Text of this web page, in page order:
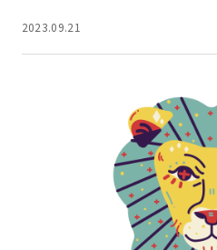
2023.09.21